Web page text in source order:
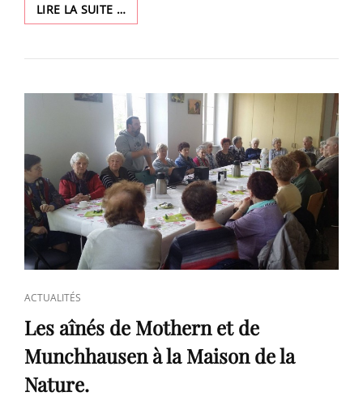
LIRE LA SUITE …
MAINS
ET
SPORTIFS
RÉCOMPENSÉS
CAT
LINKS
ACTUALITÉS
Les aînés de Mothern et de
Munchhausen à la Maison de la
Nature.